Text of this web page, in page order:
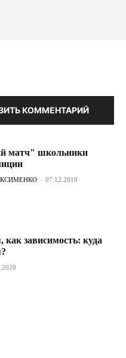
КОММЕНТАРИЙ
матч" школьники
- 07.12.2018
как зависимость: куда